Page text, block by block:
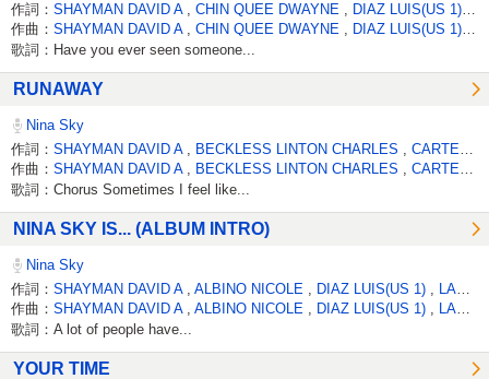
作詞： SHAYMAN DAVID A CHIN QUEE DWAYNE DIAZ LUIS(US 1)
作曲： SHAYMAN DAVID A CHIN QUEE DWAYNE DIAZ LUIS(US 1)
歌詞：Have you ever seen someone...
RUNAWAY
Nina Sky
作詞： SHAYMAN DAVID A BECKLESS LINTON CHARLES
CARTER ROY ANTHONY
作曲： SHAYMAN DAVID A BECKLESS LINTON CHARLES CARTER ROY ANTHONY
歌詞：Chorus Sometimes I feel like...
NINA SKY IS... (ALBUM INTRO)
Nina Sky
作詞： SHAYMAN DAVID A ALBINO NICOLE DIAZ LUIS(US 1)
LANDLORD J
作曲： SHAYMAN DAVID A ALBINO NICOLE DIAZ LUIS(US 1) LANDLORD J
歌詞：A lot of people have...
YOUR TIME